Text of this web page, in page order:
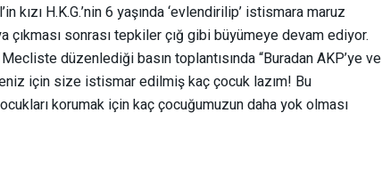
kızı H.K.G.’nin 6 yaşında ‘evlendirilip’ istismara maruz
çıkması sonrası tepkiler çığ gibi büyümeye devam ediyor.
düzenlediği basın toplantısında “Buradan AKP’ye ve
için size istismar edilmiş kaç çocuk lazım! Bu
korumak için kaç çocuğumuzun daha yok olması